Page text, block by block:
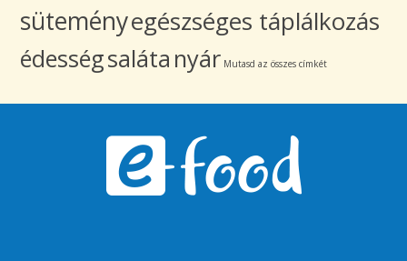
süteményegészséges táplálkozás
édességsaláta nyár Mutasd az összes címkét